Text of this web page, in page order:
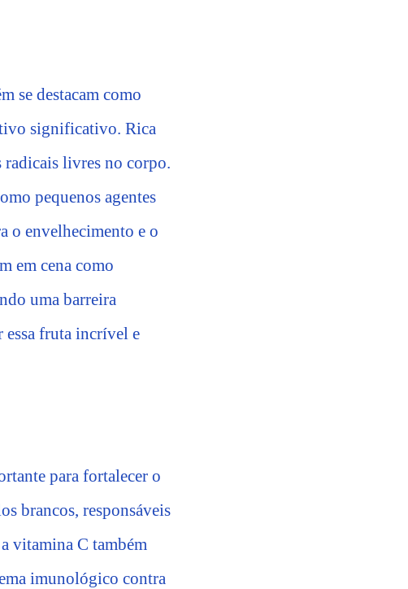
se destacam como
significativo. Rica
radicais livres no corpo.
pequenos agentes
o envelhecimento e o
em cena como
uma barreira
essa fruta incrível e
para fortalecer o
brancos, responsáveis
vitamina C também
imunológico contra